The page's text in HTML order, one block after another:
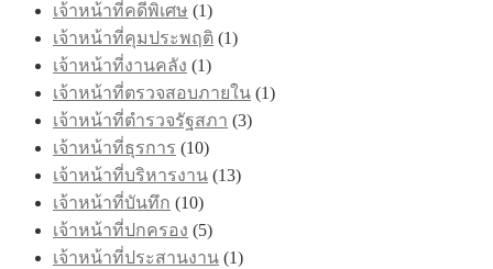
เจ้าหน้าที่คดีพิเศษ (1)
เจ้าหน้าที่คุมประพฤติ (1)
เจ้าหน้าที่งานคลัง (1)
เจ้าหน้าที่ตรวจสอบภายใน (1)
เจ้าหน้าที่ตำรวจรัฐสภา (3)
เจ้าหน้าที่ธุรการ (10)
เจ้าหน้าที่บริหารงาน (13)
เจ้าหน้าที่บันทึก (10)
เจ้าหน้าที่ปกครอง (5)
เจ้าหน้าที่ประสานงาน (1)